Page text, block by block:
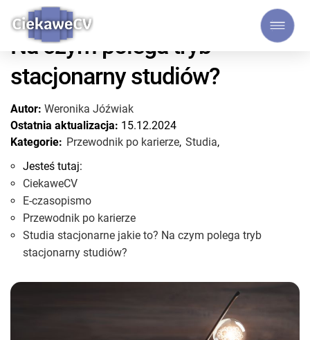
Studia stacjonarne jakie to?
Na czym polega tryb
stacjonarny studiów?
Autor: Weronika Jóźwiak
Ostatnia aktualizacja: 15.12.2024
Kategorie: Przewodnik po karierze, Studia,
Jesteś tutaj:
CiekaweCV
E-czasopismo
Przewodnik po karierze
Studia stacjonarne jakie to? Na czym polega tryb
stacjonarny studiów?